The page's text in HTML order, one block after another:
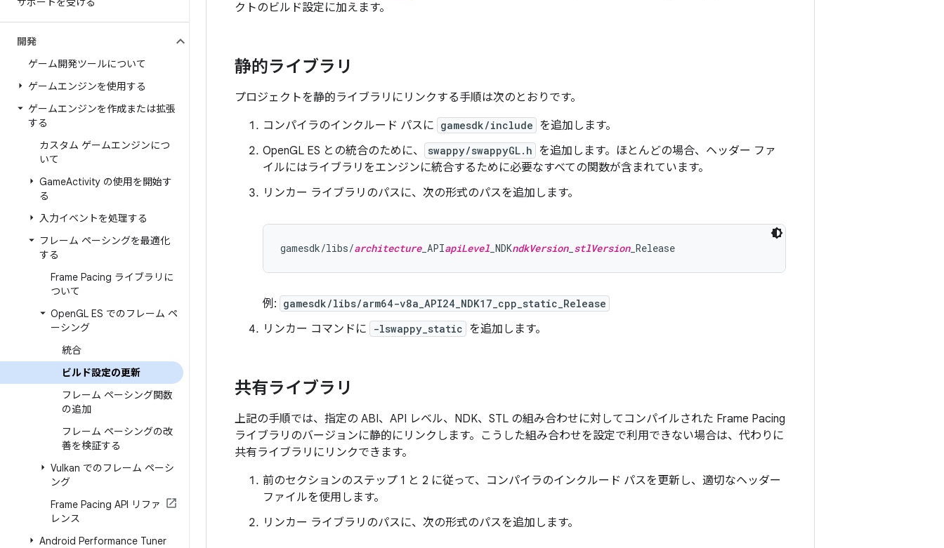
開発
ゲーム開発ツールについて
ゲームエンジンを使用する
ゲームエンジンを作成または拡張
する
カスタム ゲームエンジンにつ
いて
GameActivity の使用を開始す
る
入力イベントを処理する
フレーム ペーシングを最適化
する
Frame Pacing ライブラリに
ついて
OpenGL ES でのフレーム ペ
ーシング
統合
ビルド設定の更新
フレーム ペーシング関数
の追加
フレーム ペーシングの改
善を検証する
Vulkan でのフレーム ペーシ
ング
Frame Pacing API リファ
レンス
Android Performance Tuner
クトのビルド設定に加えます。
静的ライブラリ
プロジェクトを静的ライブラリにリンクする手順は次のとおりです。
コンパイラのインクルード パスに gamesdk/include を追加します。
OpenGL ES との統合のために、
swappy/swappyGL.h を追加します。ほとんどの場合、ヘッダー ファ
イルにはライブラリをエンジンに統合するために必要なすべての関数が含まれています。
リンカー ライブラリのパスに、次の形式のパスを追加します。
gamesdk/libs/architecture_APIapiLevel _NDKndkVersion_ stlVersion
例: gamesdk/libs/arm64-v8a_API24_NDK17_cpp_static_Release
リンカー コマンドに -lswappy_static を追加します。
共有ライブラリ
上記の手順では、指定の ABI、API レベル、NDK、STL の組み合わせに対してコンパイルされた Frame Pacing
ライブラリのバージョンに静的にリンクします。こうした組み合わせを設定で利用できない場合は、代わりに
共有ライブラリにリンクできます。
前のセクションのステップ 1 と 2 に従って、コンパイラのインクルード パスを更新し、適切なヘッダー
ファイルを使用します。
リンカー ライブラリのパスに、次の形式のパスを追加します。